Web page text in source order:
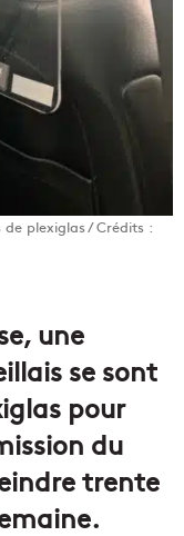
une
se sont
pour
du
trente